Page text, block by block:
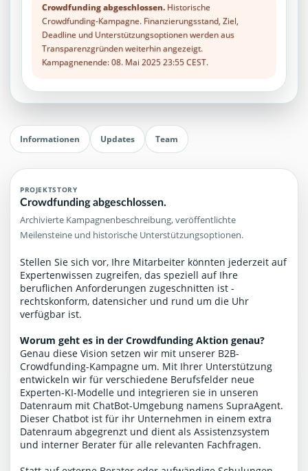
Crowdfunding abgeschlossen.Historische
Crowdfunding-Kampagne. Finanzierungsstand, Ziel,
Deadline und Unterstützungsoptionen werden aus
Transparenzgründen weiterhin angezeigt.
Kampagnenende: 08. Mai 2025 23:55 CEST.
Informationen Updates Team
PROJEKTSTORY
Crowdfunding abgeschlossen.
Archivierte Kampagnenbeschreibung, veröffentlichte
Meilensteine und historische Unterstützungsoptionen.
Stellen Sie sich vor, Ihre Mitarbeiter könnten jederzeit auf
Expertenwissen zugreifen, das speziell auf Ihre
beruflichen Anforderungen zugeschnitten ist -
rechtskonform, datensicher und rund um die Uhr
verfügbar ist.
Worum geht es in der Crowdfunding Aktion genau?
Genau diese Vision setzen wir mit unserer B2B-
Crowdfunding-Kampagne um. Mit Ihrer Unterstützung
entwickeln wir für verschiedene Berufsfelder neue
Experten-KI-Modelle und integrieren sie in unseren
Datenraum mit ChatBot-Umgebung namens SupraAgent.
Dieser Chatbot ist für ihr Unternehmen in einem extra
Datenraum abgegrenzt und dient als Assistenzsystem
und interner Berater für alle relevanten Fachfragen.